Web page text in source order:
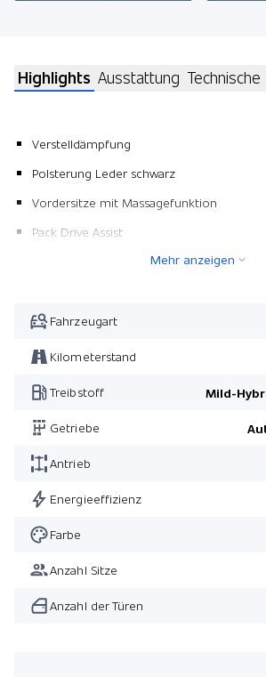
Highlights Ausstattung
Verstelldämpfung
Polsterung Leder schwarz
Vordersitze mit Massagefunktion
Pack Drive Assist
3. Sitzreihe mit 2 Plätzen
Seitenairbag im Fond
Anhängerkupplung
Pack Smartphone Integration
Handy Vorbereitung im Fond
Pack Premium Plus
Leichtmetallräder 20" AMG Vielspeichen
Pack AMG Line
Mehr anzeigen
Fahrzeugart
Kilometerstand
Treibstoff Mild-
Getriebe
Antrieb
Energieeffizienz
Farbe
Anzahl Sitze
Anzahl der Türen